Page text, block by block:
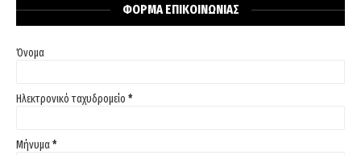
ΦΟΡΜΑ ΕΠΙΚΟΙΝΩΝΙΑΣ
Όνομα
Ηλεκτρονικό ταχυδρομείο *
Μήνυμα*